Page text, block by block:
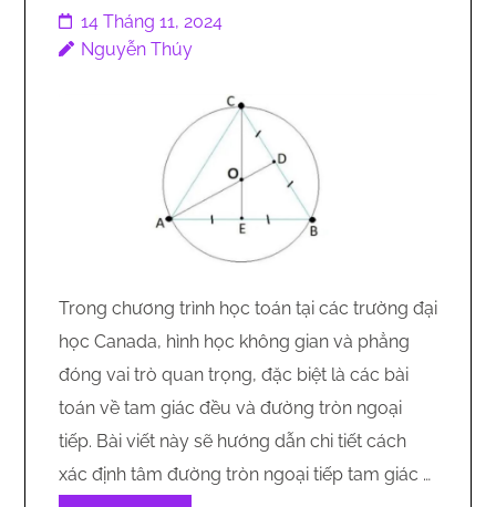
14 Tháng 11, 2024
Nguyễn Thúy
Trong chương trình học toán tại các trường đại
học Canada, hình học không gian và phẳng
đóng vai trò quan trọng, đặc biệt là các bài
toán về tam giác đều và đường tròn ngoại
tiếp. Bài viết này sẽ hướng dẫn chi tiết cách
xác định tâm đường tròn ngoại tiếp tam giác …